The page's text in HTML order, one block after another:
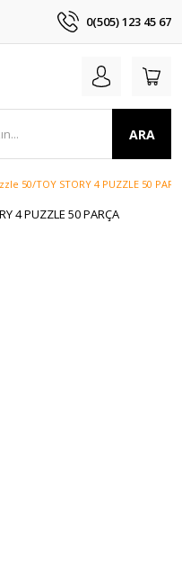
0(505) 123 45 67
ARA
50/TOY STORY 4 PUZZLE 50